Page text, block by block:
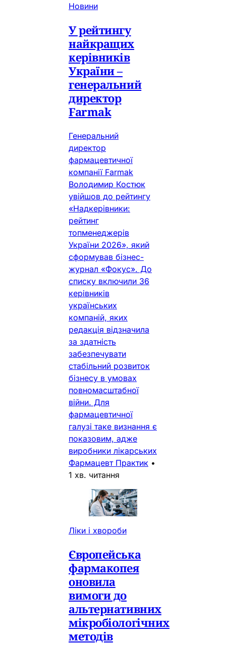
Новини
У рейтингу
найкращих
керівників
України –
генеральний
директор
Farmak
Генеральний
директор
фармацевтичної
компанії Farmak
Володимир Костюк
увійшов до рейтингу
«Надкерівники:
рейтинг
топменеджерів
України 2026», який
сформував бізнес-
журнал «Фокус». До
списку включили 36
керівників
українських
компаній, яких
редакція відзначила
за здатність
забезпечувати
стабільний розвиток
бізнесу в умовах
повномасштабної
війни. Для
фармацевтичної
галузі таке визнання є
показовим, адже
виробники лікарських
Фармацевт Практик •
1 хв. читання
Ліки і хвороби
Європейська
фармакопея
оновила
вимоги до
альтернативних
мікробіологічних
методів